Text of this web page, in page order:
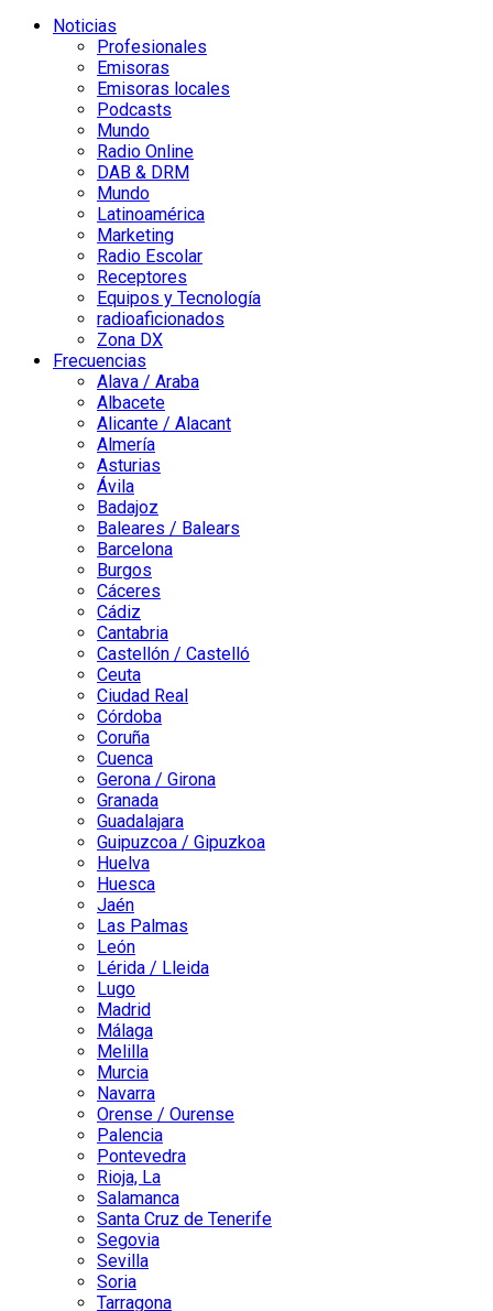
Noticias
Profesionales
Emisoras
Emisoras locales
Podcasts
Mundo
Radio Online
DAB & DRM
Mundo
Latinoamérica
Marketing
Radio Escolar
Receptores
Equipos y Tecnología
radioaficionados
Zona DX
Frecuencias
Alava / Araba
Albacete
Alicante / Alacant
Almería
Asturias
Ávila
Badajoz
Baleares / Balears
Barcelona
Burgos
Cáceres
Cádiz
Cantabria
Castellón / Castelló
Ceuta
Ciudad Real
Córdoba
Coruña
Cuenca
Gerona / Girona
Granada
Guadalajara
Guipuzcoa / Gipuzkoa
Huelva
Huesca
Jaén
Las Palmas
León
Lérida / Lleida
Lugo
Madrid
Málaga
Melilla
Murcia
Navarra
Orense / Ourense
Palencia
Pontevedra
Rioja, La
Salamanca
Santa Cruz de Tenerife
Segovia
Sevilla
Soria
Tarragona